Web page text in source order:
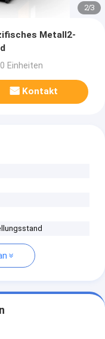
2/3
Metall2-
Einheiten
Kontakt